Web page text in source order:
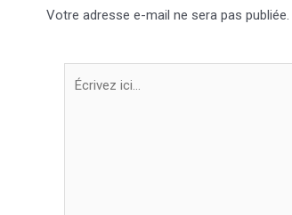
Votre adresse e-mail ne sera pas publiée.